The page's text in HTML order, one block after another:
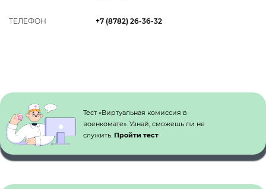
ТЕЛЕФОН +7 (8782) 26-36-32
Тест «Виртуальная комиссия в
военкомате». Узнай, сможешь ли не
служить. Пройти тест